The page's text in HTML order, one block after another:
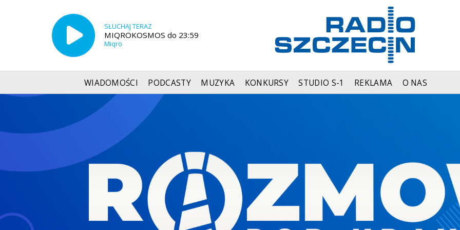
SŁUCHAJ TERAZ
MIQROKOSMOS do 23:59
Miqro
WIADOMOŚCI PODCASTY MUZYKA KONKURSY STUDIO S-1 REKLAMA O NAS